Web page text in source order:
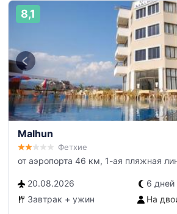
8,1
Malhun
Фетхие
от аэропорта 46 км, 1-ая пляжная
20.08.2026
6 дней
Завтрак + ужин
На